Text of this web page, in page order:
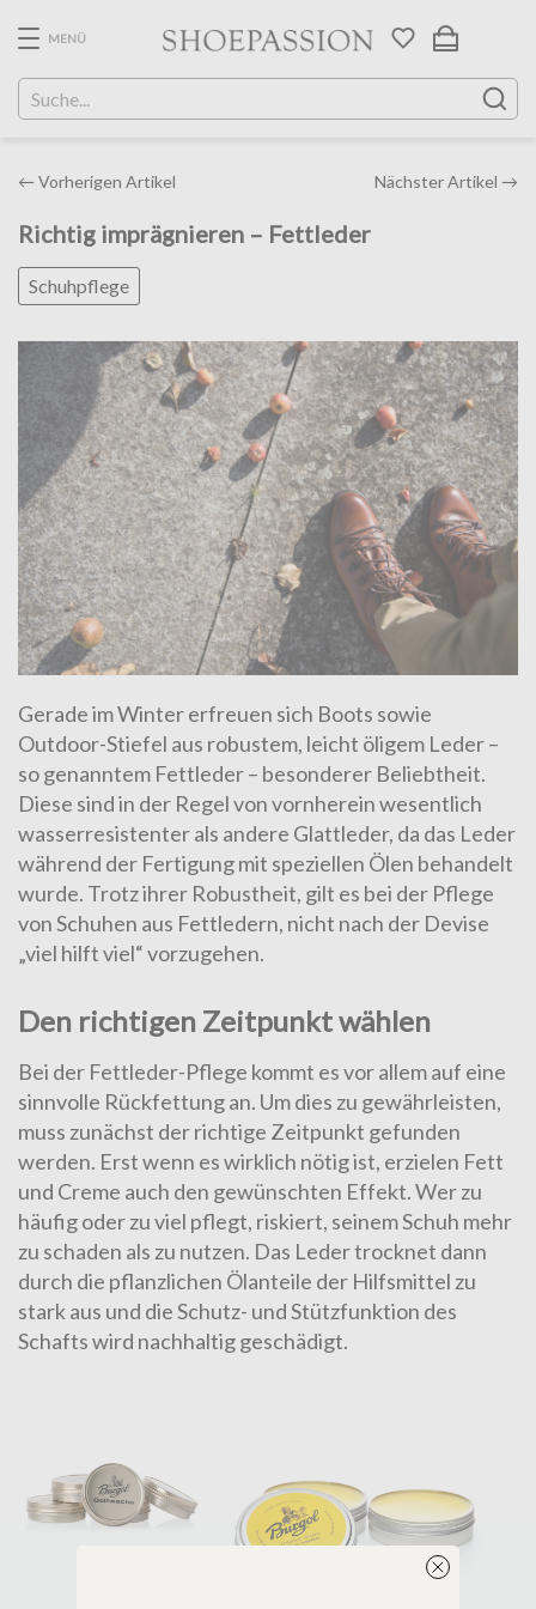
content
MENÜ
Post
← Vorherigen Artikel Nächster Artikel →
Richtig imprägnieren – Fettleder
Schuhpflege
Gerade im Winter erfreuen sich Boots sowie
Outdoor-Stiefel aus robustem, leicht öligem Leder –
so genanntem Fettleder – besonderer Beliebtheit.
Diese sind in der Regel von vornherein wesentlich
wasserresistenter als andere Glattleder, da das Leder
während der Fertigung mit speziellen Ölen behandelt
wurde. Trotz ihrer Robustheit, gilt es bei der Pflege
von Schuhen aus Fettledern, nicht nach der Devise
„viel hilft viel“ vorzugehen.
Den richtigen Zeitpunkt wählen
Bei der Fettleder-Pflege kommt es vor allem auf eine
sinnvolle Rückfettung an. Um dies zu gewährleisten,
muss zunächst der richtige Zeitpunkt gefunden
werden. Erst wenn es wirklich nötig ist, erzielen Fett
und Creme auch den gewünschten Effekt. Wer zu
häufig oder zu viel pflegt, riskiert, seinem Schuh mehr
zu schaden als zu nutzen. Das Leder trocknet dann
durch die pflanzlichen Ölanteile der Hilfsmittel zu
stark aus und die Schutz- und Stützfunktion des
Schafts wird nachhaltig geschädigt.